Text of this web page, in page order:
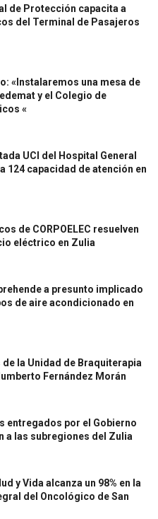
de Protección capacita a
del Terminal de Pasajeros
«Instalaremos una mesa de
y el Colegio de
«
UCI del Hospital General
124 capacidad de atención en
de CORPOELEC resuelven
eléctrico en Zulia
a presunto implicado
de aire acondicionado en
la Unidad de Braquiterapia
Fernández Morán
entregados por el Gobierno
a las subregiones del Zulia
y Vida alcanza un 98% en la
del Oncológico de San